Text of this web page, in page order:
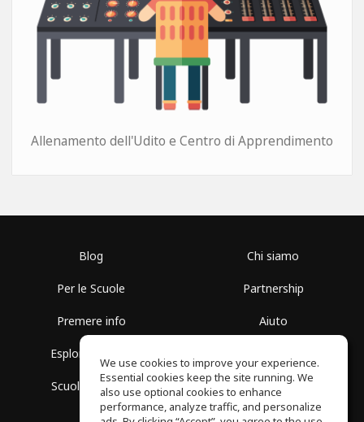
Allenamento dell'Udito e Centro di Apprendimento
Blog
Per le Scuole
Premere info
Esplora i Gruppi
Scuola gratuita
Chi siamo
Partnership
Aiuto
Politica sulla Privacy
We use cookies to improve your experience.
Essential cookies keep the site running. We
also use optional cookies to enhance
performance, analyze traffic, and personalize